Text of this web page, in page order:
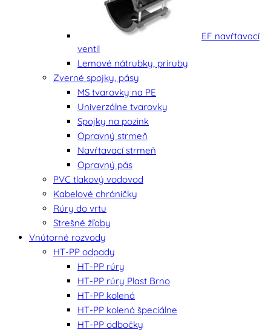
EF navŕtavací
ventil
Lemové nátrubky, príruby
Zverné spojky, pásy
MS tvarovky na PE
Univerzálne tvarovky
Spojky na pozink
Opravný strmeň
Navŕtavací strmeň
Opravný pás
PVC tlakový vodovod
Kabelové chráničky
Rúry do vrtu
Strešné žľaby
Vnútorné rozvody
HT-PP odpady
HT-PP rúry
HT-PP rúry Plast Brno
HT-PP kolená
HT-PP kolená špeciálne
HT-PP odbočky